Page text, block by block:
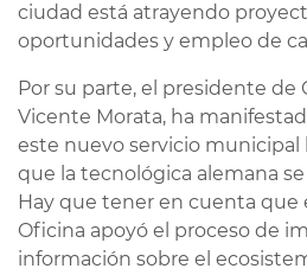
ciudad está atrayendo
oportunidades y empleo de
Por su parte, el presidente de
Vicente Morata, ha
este nuevo servicio municipal
que la tecnológica alemana se
Hay que tener en cuenta que
Oficina apoyó el proceso de
información sobre el